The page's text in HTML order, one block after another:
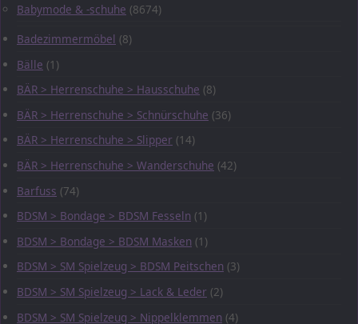
Babymode & -schuhe (8674)
Badezimmermöbel (8)
Bälle (1)
BÄR > Herrenschuhe > Hausschuhe (8)
BÄR > Herrenschuhe > Schnürschuhe (36)
BÄR > Herrenschuhe > Slipper (14)
BÄR > Herrenschuhe > Wanderschuhe (42)
Barfuss (74)
BDSM > Bondage > BDSM Fesseln (1)
BDSM > Bondage > BDSM Masken (1)
BDSM > SM Spielzeug > BDSM Peitschen (3)
BDSM > SM Spielzeug > Lack & Leder (2)
BDSM > SM Spielzeug > Nippelklemmen (4)